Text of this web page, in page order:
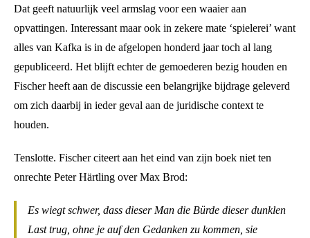
Dat geeft natuurlijk veel armslag voor een waaier aan
opvattingen. Interessant maar ook in zekere mate ‘spielerei’ want
alles van Kafka is in de afgelopen honderd jaar toch al lang
gepubliceerd. Het blijft echter de gemoederen bezig houden en
Fischer heeft aan de discussie een belangrijke bijdrage geleverd
om zich daarbij in ieder geval aan de juridische context te
houden.
Tenslotte. Fischer citeert aan het eind van zijn boek niet ten
onrechte Peter Härtling over Max Brod:
Es wiegt schwer, dass dieser Man die Bürde dieser dunklen
Last trug, ohne je auf den Gedanken zu kommen, sie